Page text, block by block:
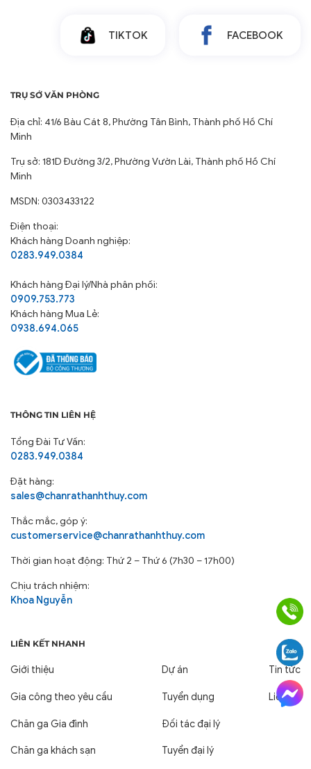
TIKTOK FACEBOOK
TRỤ SỞ VĂN PHÒNG
Địa chỉ: 41/6 Bàu Cát 8, Phường Tân Bình, Thành phố Hồ Chí
Minh
Trụ sở: 181D Đường 3/2, Phường Vườn Lài, Thành phố Hồ Chí
Minh
MSDN: 0303433122
Điện thoại:
Khách hàng Doanh nghiệp:
0283.949.0384
Khách hàngĐại lý/Nhà phân phối:
0909.753.773
Khách hàng Mua Lẻ:
0938.694.065
THÔNG TIN LIÊN HỆ
Tổng Đài Tư Vấn:
0283.949.0384
Đặt hàng:
sales@chanrathanhthuy.com
Thắc mắc, góp ý:
customerservice@chanrathanhthuy.com
Thời gian hoạt động: Thứ 2 – Thứ 6 (7h30 – 17h00)
Chịu trách nhiệm:
Khoa Nguyễn
LIÊN KẾT NHANH
Giới thiệu
Gia công theo yêu cầu
Chăn ga Gia đình
Chăn ga khách sạn
Dự án
Tuyển dụng
Đối tác đại lý
Tuyển đại lý
Tin tức
Liên hệ